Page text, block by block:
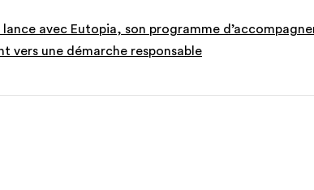
avec Eutopia, son programme
vers une démarche responsable